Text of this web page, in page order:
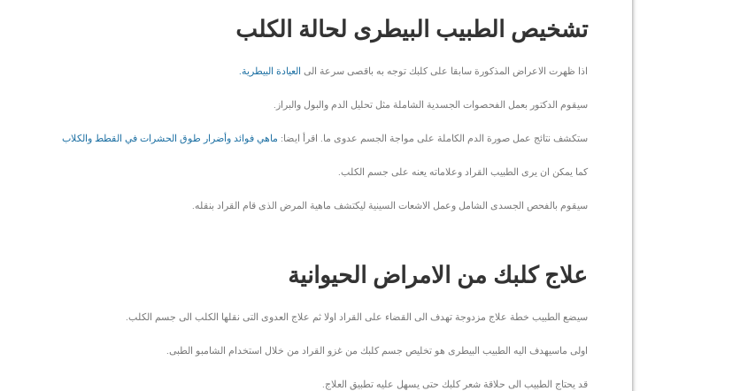
تشخيص الطبيب البيطرى لحالة الكلب
اذا ظهرت الاعراض المذكورة سابقا على كلبك توجه به باقصى سرعة الى العيادة البيطرية.
سيقوم الدكتور بعمل الفحصوات الجسدية الشاملة مثل تحليل الدم والبول والبراز.
ستكشف نتائج عمل صورة الدم الكاملة على مواجة الجسم عدوى ما. اقرأ ايضا: ماهي فوائد وأضرار طوق الحشرات في القطط والكلاب
كما يمكن ان يرى الطبيب القراد وعلاماته يعنه على جسم الكلب.
سيقوم بالفحص الجسدى الشامل وعمل الاشعات السينية ليكتشف ماهية المرض الذى قام القراد بنقله.
علاج كلبك من الامراض الحيوانية
سيضع الطبيب خطة علاج مزدوجة تهدف الى القضاء على القراد اولا ثم علاج العدوى التى نقلها الكلب الى جسم الكلب.
اولى ماسيهدف اليه الطبيب البيطرى هو تخليص جسم كلبك من غزو القراد من خلال استخدام الشامبو الطبى.
قد يحتاج الطبيب الى حلاقة شعر كلبك حتى يسهل عليه تطبيق العلاج.